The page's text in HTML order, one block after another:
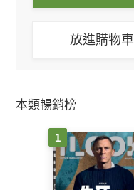
放進購物車
本類暢銷榜
1